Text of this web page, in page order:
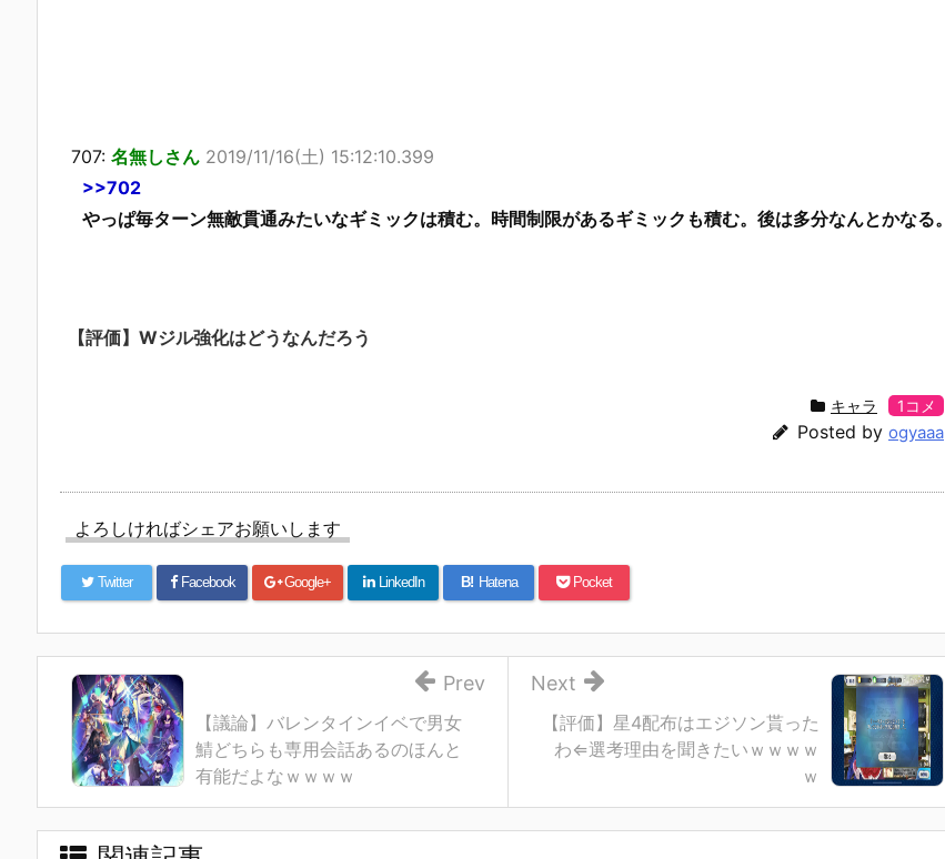
707: 名無しさん 2019/11/16(土) 15:12:10.399
>>702
やっぱ毎ターン無敵貫通みたいなギミックは積む。時間制限があるギミックも積む。後は多分なんとかなる。
【評価】Wジル強化はどうなんだろう
キャラ 1コメ
Posted by ogyaaa
よろしければシェアお願いします
Twitter Facebook Google+ LinkedIn B! Hatena Pocket
【評価】星4配布はエジソン貰った
わ⇐選考理由を聞きたいｗｗｗｗ
ｗ
Next
【議論】バレンタインイベで男女
鯖どちらも専用会話あるのほんと
有能だよなｗｗｗｗ
Prev